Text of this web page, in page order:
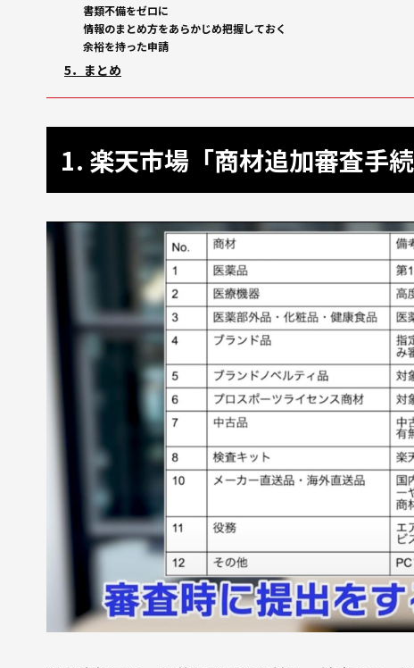
書類不備をゼロに
情報のまとめ方をあらかじめ把握しておく
余裕を持った申請
5．まとめ
1. 楽天市場「商材追加審査手